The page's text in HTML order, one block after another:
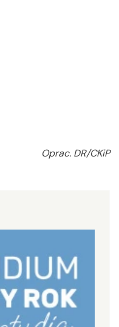
Oprac. DR/CKiP